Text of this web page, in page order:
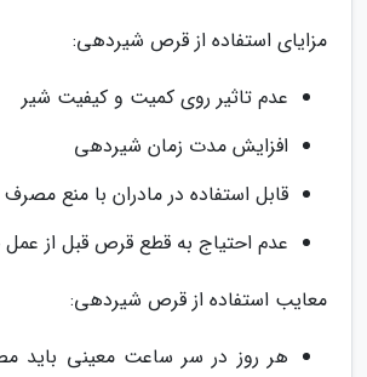
مزایای استفاده از قرص شیردهی:
عدم تاثیر روی کمیت و کیفیت شیر
افزایش مدت زمان شیردهی
قابل استفاده در مادران با منع
عدم احتیاج به قطع قرص قبل از
معایب استفاده از قرص شیردهی:
هر روز در سر ساعت معینی باید